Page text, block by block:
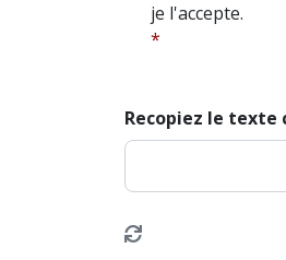
je l'accepte.
Recopiez le texte